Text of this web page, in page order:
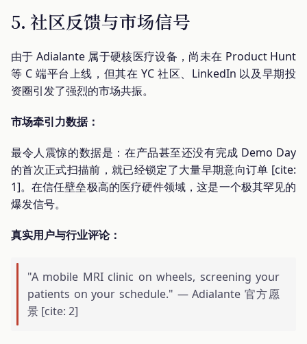
5. 社区反馈与市场信号
由于 Adialante 属于硬核医疗设备，尚未在 Product Hunt
等 C 端平台上线，但其在 YC 社区、LinkedIn 以及早期投
资圈引发了强烈的市场共振。
市场牵引力数据：
最令人震惊的数据是：在产品甚至还没有完成 Demo Day
的首次正式扫描前，就已经锁定了大量早期意向订单 [cite:
1]。在信任壁垒极高的医疗硬件领域，这是一个极其罕见的
爆发信号。
真实用户与行业评论：
"A mobile MRI clinic on wheels, screening your
patients on your schedule." — Adialante 官方愿
景 [cite: 2]